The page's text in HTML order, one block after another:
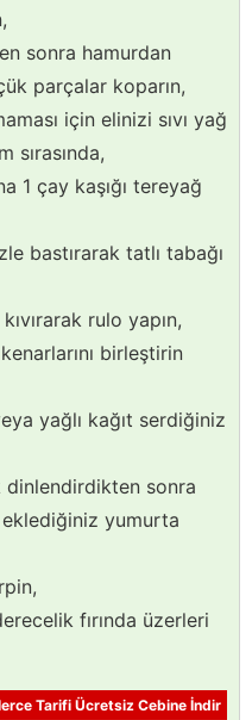
sonra hamurdan
parçalar koparın,
için elinizi sıvı yağ
sırasında,
1 çay kaşığı tereyağ
bastırarak tatlı tabağı
rulo yapın,
birleştirin
yağlı kağıt serdiğiniz
sonra
eklediğiniz yumurta
fırında üzerleri
Tarifi Ücretsiz Cebine İndir